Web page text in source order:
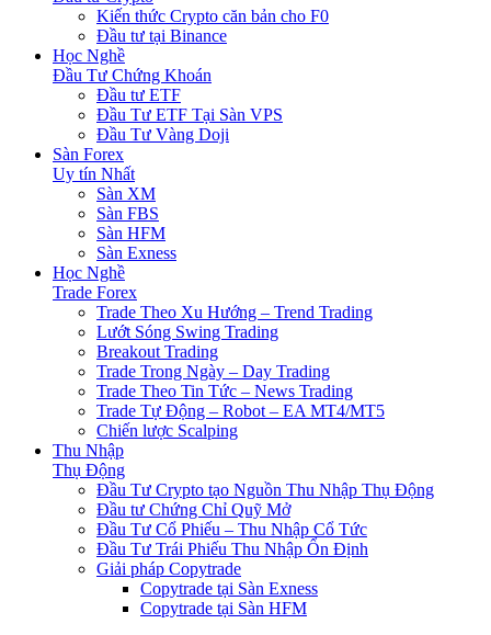
Kiến thức Crypto căn bản cho F0
Đầu tư tại Binance
Học Nghề
Đầu Tư Chứng Khoán
Đầu tư ETF
Đầu Tư ETF Tại Sàn VPS
Đầu Tư Vàng Doji
Sàn Forex
Uy tín Nhất
Sàn XM
Sàn FBS
Sàn HFM
Sàn Exness
Học Nghề
Trade Forex
Trade Theo Xu Hướng – Trend Trading
Lướt Sóng Swing Trading
Breakout Trading
Trade Trong Ngày – Day Trading
Trade Theo Tin Tức – News Trading
Trade Tự Động – Robot – EA MT4/MT5
Chiến lược Scalping
Thu Nhập
Thụ Động
Đầu Tư Crypto tạo Nguồn Thu Nhập Thụ Động
Đầu tư Chứng Chỉ Quỹ Mở
Đầu Tư Cổ Phiếu – Thu Nhập Cổ Tức
Đầu Tư Trái Phiếu Thu Nhập Ổn Định
Giải pháp Copytrade
Copytrade tại Sàn Exness
Copytrade tại Sàn HFM